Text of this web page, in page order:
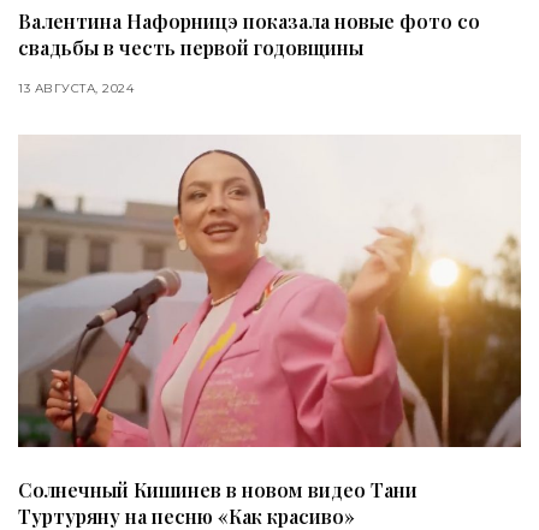
Валентина Нафорницэ показала новые фото со
свадьбы в честь первой годовщины
13 АВГУСТА, 2024
Солнечный Кишинев в новом видео Тани
Туртуряну на песню «Как красиво»